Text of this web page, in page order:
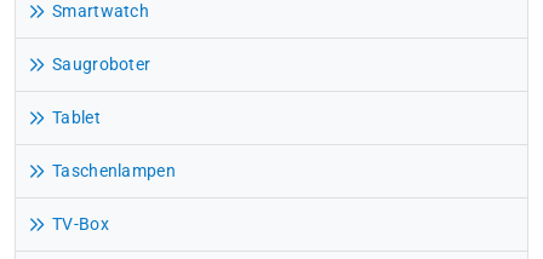
Smartwatch
Saugroboter
Tablet
Taschenlampen
TV-Box